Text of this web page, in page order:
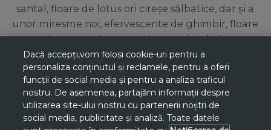
santal, floare de lotus ori cireșe sălbatice, dar și a
unor miresme noi, efervescente de ghimbir, floare
de portocal, ceai verde sau ghimbir!
Comandă online parfumuri sau ape de toaletă
Avon și oferă cel mai frumos dar parfumat, ție sau
unei persoane dragi! Bucură-te de diversitatea de
arome și fii pregătită mereu să descoperi cele mai
noi oferte șiseturi cadou de parfumuride damă
Dacă accepți,vom folosi cookie-uri pentru a
personaliza conținutul și reclamele, pentru a oferi
funcții de social media și pentru a analiza traficul
nostru. De asemenea, partajăm informații despre
utilizarea site-ului nostru cu partenerii noștri de
social media, publicitate și analiză. Toate datele